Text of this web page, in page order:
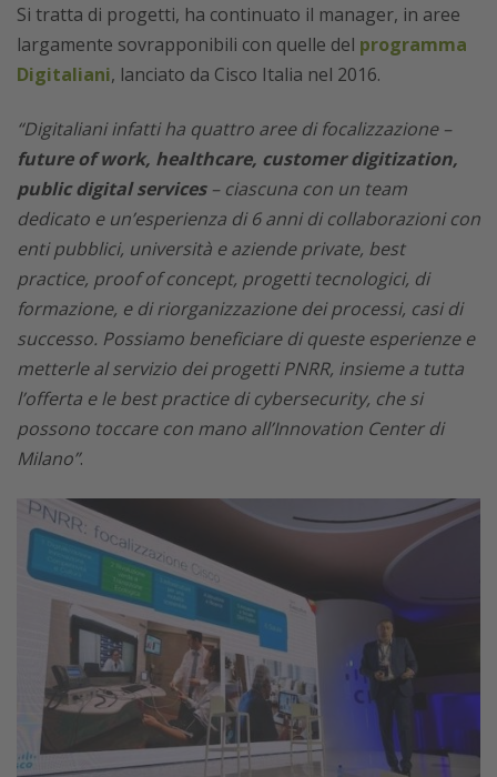
Si tratta di progetti, ha continuato il manager, in aree
largamente sovrapponibili con quelle del programma
Digitaliani, lanciato da Cisco Italia nel 2016.
“Digitaliani infatti ha quattro aree di focalizzazione –
future of work, healthcare, customer digitization,
public digital services– ciascuna con un team
dedicato e un’esperienza di 6 anni di collaborazioni con
enti pubblici, università e aziende private, best
practice, proof of concept, progetti tecnologici, di
formazione, e di riorganizzazione dei processi, casi di
successo. Possiamo beneficiare di queste esperienze e
metterle al servizio dei progetti PNRR, insieme a tutta
l’offerta e le best practice di cybersecurity, che si
possono toccare con mano all’Innovation Center di
Milano”.